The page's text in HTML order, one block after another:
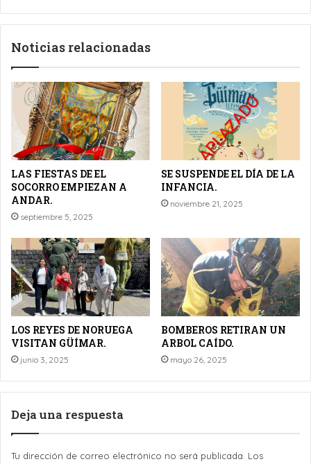
Noticias relacionadas
LAS FIESTAS DE EL
SOCORRO EMPIEZAN A
ANDAR.
septiembre 5, 2025
SE SUSPENDE EL DÍA DE LA
INFANCIA.
noviembre 21, 2025
LOS REYES DE NORUEGA
VISITAN GÜÍMAR.
junio 3, 2025
BOMBEROS RETIRAN UN
ARBOL CAÍDO.
mayo 26, 2025
Deja una respuesta
Tu dirección de correo electrónico no será publicada. Los